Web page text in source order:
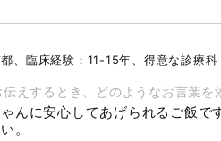
都、臨床経験：11-15年、得意な診療
えするとき、どのようなお言葉を
んに安心してあげられるご飯
。